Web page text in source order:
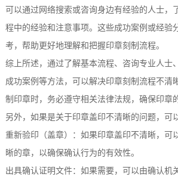
可以通过网络搜索或咨询身边有经验的人士，
程中的经验和注意事项。这些成功案例或经验
考，帮助更好地理解和把握印章刻制流程。
综上所述，通过了解基本流程、咨询专业人士
成功案例等方法，可以解决印章刻制流程不清
制印章时，务必遵守相关法律法规，确保印章
另外，如果是关于印章盖印不清晰的问题，可
重新验印（盖章）：如果印章盖印不清晰，可
晰的章，以确保确认行为的有效性。
出具确认证明文件：如果需要，可以由确认机